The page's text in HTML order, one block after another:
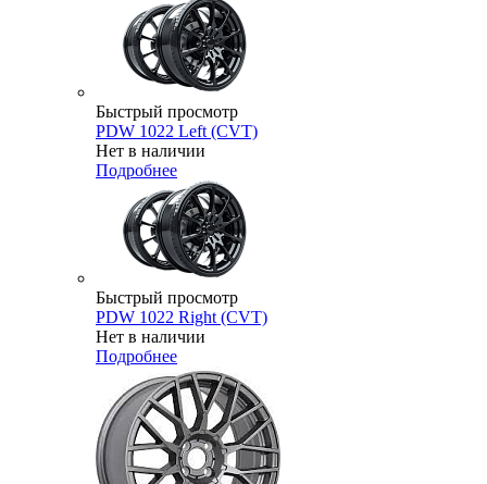
Быстрый просмотр
PDW 1022 Left (CVT)
Нет в наличии
Подробнее
Быстрый просмотр
PDW 1022 Right (CVT)
Нет в наличии
Подробнее